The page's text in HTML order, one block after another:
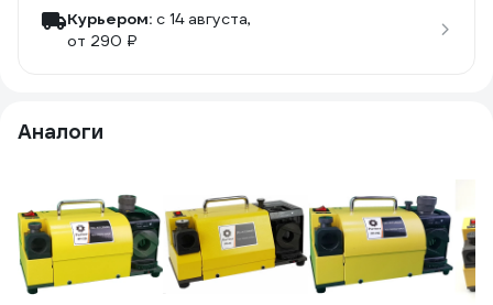
Курьером: c 14 августа,
от 290 ₽
Аналоги